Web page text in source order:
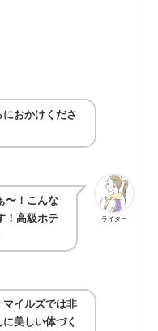
おかけくださ
ライター
〜！こんな
！高級ホテ
マイルズでは非
美しい体づく